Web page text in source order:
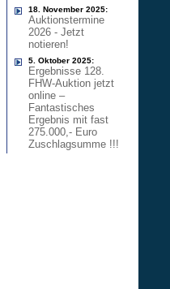
18. November 2025:
Auktionstermine
2026 - Jetzt
notieren!
5. Oktober 2025:
Ergebnisse 128.
FHW-Auktion jetzt
online –
Fantastisches
Ergebnis mit fast
275.000,- Euro
Zuschlagsumme !!!